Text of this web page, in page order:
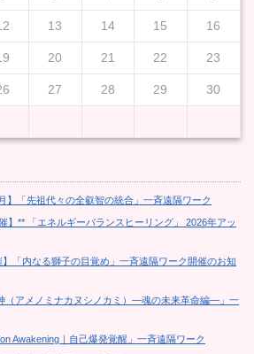
13 14 15 16
20 21 22 23
27 28 29 30
】「先祖代々の全叡智の統合」一斉遠隔ワーク
】** 「エネルギーバランスヒーリング」 2026年アッ
「内なる獅子の目覚め」一斉遠隔ワーク開催のお知
（アメノミナカヌシノカミ）―魂の未来革命編―」一
Awakening｜自己爆発覚醒」一斉遠隔ワーク